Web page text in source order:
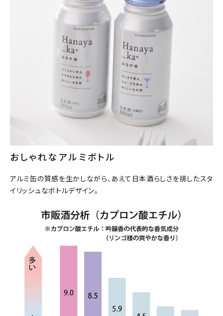
おしゃれなアルミボトル
アルミ缶の質感を生かしながら、あえて日本酒らしさを排したスタ
イリッシュなボトルデザイン。